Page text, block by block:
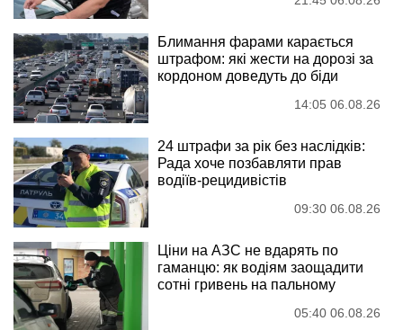
Блимання фарами карається
штрафом: які жести на дорозі за
кордоном доведуть до біди
14:05 06.08.26
24 штрафи за рік без наслідків:
Рада хоче позбавляти прав
водіїв-рецидивістів
09:30 06.08.26
Ціни на АЗС не вдарять по
гаманцю: як водіям заощадити
сотні гривень на пальному
05:40 06.08.26